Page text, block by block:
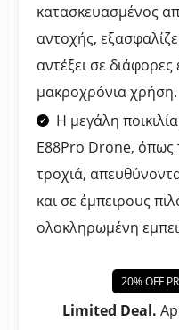
κατασκευασμένος
αντοχής,
αντέξει σε
μακροχρόνια χρήση.
Η μεγάλη
E88Pro Drone, όπως
τροχιά,
και σε έμπειρους
ολοκληρωμένη
20% OFF
Limited Deal.